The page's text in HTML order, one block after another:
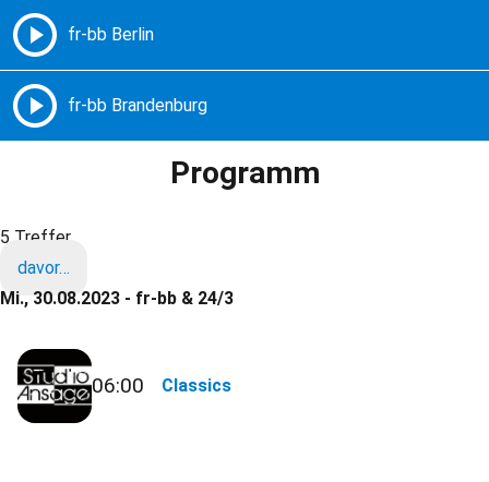
Freie Radios – Berlin Brandenburg
Programm
5 Treffer
davor…
Mi., 30.08.2023 - fr-bb & 24/3
06:00 Classics